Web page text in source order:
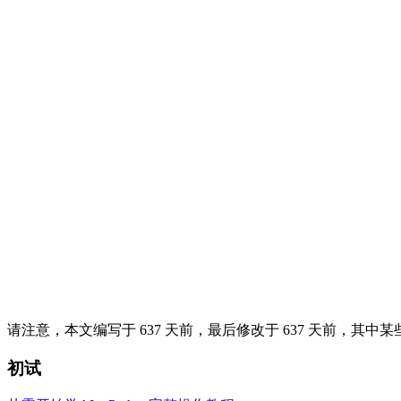
请注意，本文编写于 637 天前，最后修改于 637 天前，其中某
初试